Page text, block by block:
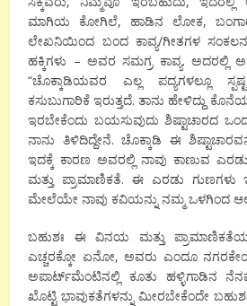
ಮಾಗಿಯ ಕೋಗಿಲೆ, ಹಾಡಿನ ಲೋಕ,
ಲೇಖನಿಯಿಂದ ಬಂದ ಕಾವ್ಯ/ಗೀತಗಳ
ಹಕ್ಕಿಗಳು – ಅವರ ಸಮಗ್ರ ಕಾವ್ಯ. ಅದರಲ್ಲಿ
“ಚೊಕ್ಕಾಡಿಯವರ ಎಲ್ಲ ಪದ್ಯಗಳಲ್ಲೂ
ಕಸುಬುಗಾರಿಕೆ ಇರುತ್ತದೆ. ತಾನು ಹೇಳಿದ್ದು
ಇರಬೇಕೆಂದು ಬಯಸುವುದು ಶಿಷ್ಟಾಚಾರದ
ನಾನು ತಿಳಿದಿದ್ದೇನೆ. ಚೊಕ್ಕಾಡಿ ಈ
ಇದಕ್ಕೆ ಕಾರಣ ಅವರಲ್ಲಿ ನಾವು ಕಾಣುವ
ಮತ್ತು ಪ್ರಾಮಾಣಿಕತೆ. ಈ ಎರಡು ಗುಣಗಳು
ಮೇಲೆಯೇ ನಾವು ಕವಿಯನ್ನು ನಮ್ಮ ಒಳಗಿಂದ
ಬಹುಶಃ ಈ ವಿನಯ ಮತ್ತು
ಎಚ್ಚರಕ್ಕೋ ಏನೋ, ಅವರು ಎಂದೂ
ಅಪಾರ್ಟ್‍ಮೆಂಟಿನಲ್ಲಿ ಕೂತು ಹಳ್ಳಿಗಾಡಿನ
ಖೊಟ್ಟಿ ಭಾವುಕತೆಗಳನ್ನು ಮೀರಬೇಕೆಂದೇ